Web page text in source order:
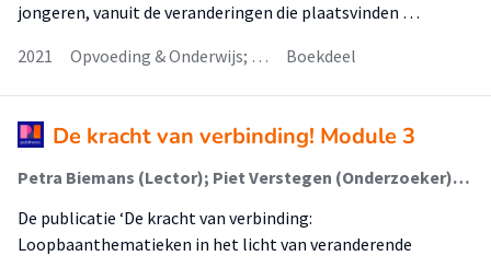
jongeren, vanuit de veranderingen die plaatsvinden …
2021
Opvoeding & Onderwijs; … Boekdeel
De kracht van verbinding! Module 3
Petra Biemans (Lector); Piet Verstegen (Onderzoeker); E. (Ellen) Sjoer (Lector); Rachelle van Harn (Onderzoeker); Jeany van Beelen-Slijper (Associate Lector)
De publicatie ‘De kracht van verbinding:
Loopbaanthematieken in het licht van veranderende